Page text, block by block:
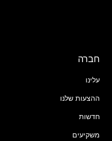
חברה
עלינו
ההצעות שלנו
חדשות
משקיעים